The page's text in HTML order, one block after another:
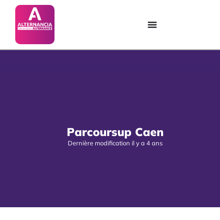
Parcoursup Caen
Dernière modification il y a 4 ans